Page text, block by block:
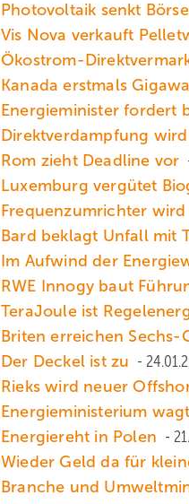
Photovoltaik senkt
Vis Nova verkauft
Ökostrom-
Kanada erstmals
Energieminister fordert
Direktverdampfung
Rom zieht Deadline vor
Luxemburg vergütet
Frequenzumrichter
Bard beklagt Unfall mit
Im Aufwind der
RWE Innogy baut
TeraJoule ist
Briten erreichen
Der Deckel ist zu
Rieks wird neuer
Energieministerium
Energiereht in Polen
Wieder Geld da für
Branche und